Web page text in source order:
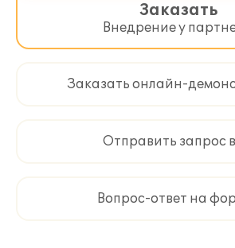
Заказать
Внедрение у
Заказать онлайн-
Отправить запрос
Вопрос-ответ на